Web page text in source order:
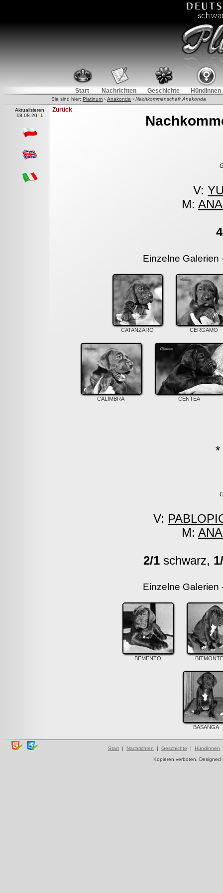
Start Nachrichten Geschichte Hündinnen
Sie sind hier: Platinum › Anakonda › Nachkommenschaft Anakonda
Aktualisieren
18.08 2021
Zurück
V:
M:
Einzelne Galerien
CATANZARO CERGAMO
CALIMBRA CENTEA
V:
M:
2/1 schwarz,
Einzelne Galerien
BEMENTO BITMONTE
BASANGA
Start | Nachrichten | Geschichte | Hündinnen
Kopieren verboten.